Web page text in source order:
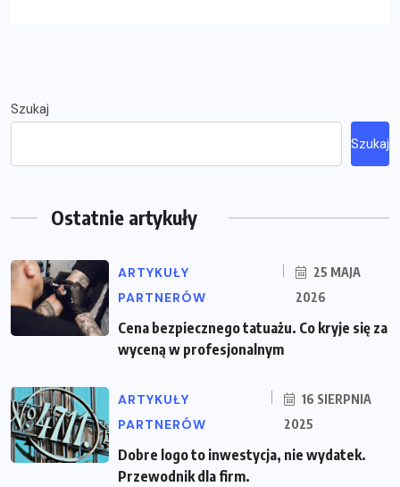
Szukaj
Szukaj
Ostatnie artykuły
ARTYKUŁY
PARTNERÓW
25 MAJA
2026
Cena bezpiecznego tatuażu. Co kryje się za
wyceną w profesjonalnym
ARTYKUŁY
PARTNERÓW
16 SIERPNIA
2025
Dobre logo to inwestycja, nie wydatek.
Przewodnik dla firm.